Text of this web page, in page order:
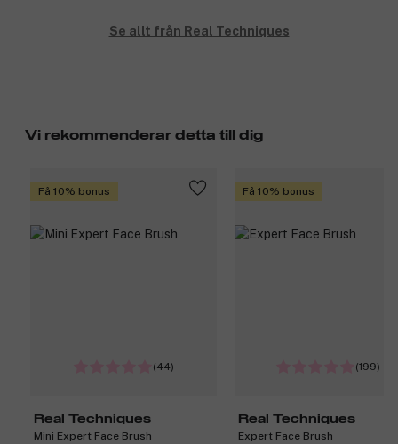
Se allt från Real Techniques
Vi rekommenderar detta till dig
Få 10% bonus
(44)
Real Techniques
Mini Expert Face Brush
Få 10% bonus
(199)
Real Techniques
Expert Face Brush